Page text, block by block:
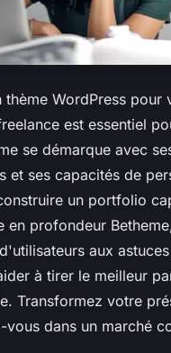
thème WordPress pour
est essentiel
se démarque avec
et ses capacités de
un portfolio
en profondeur
aux
à tirer le meilleur
Transformez votre
vous dans un marché